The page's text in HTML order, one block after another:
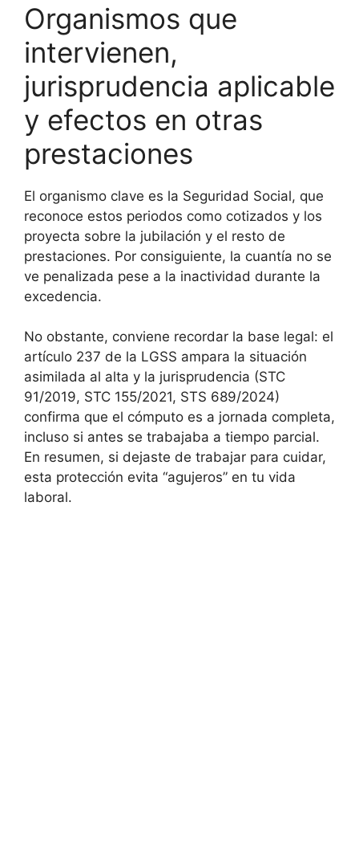
Organismos que
intervienen,
jurisprudencia aplicable
y efectos en otras
prestaciones
El organismo clave es la Seguridad Social, que
reconoce estos periodos como cotizados y los
proyecta sobre la jubilación y el resto de
prestaciones. Por consiguiente, la cuantía no se
ve penalizada pese a la inactividad durante la
excedencia.
No obstante, conviene recordar la base legal: el
artículo 237 de la LGSS ampara la situación
asimilada al alta y la jurisprudencia (STC
91/2019, STC 155/2021, STS 689/2024)
confirma que el cómputo es a jornada completa,
incluso si antes se trabajaba a tiempo parcial.
En resumen, si dejaste de trabajar para cuidar,
esta protección evita “agujeros” en tu vida
laboral.